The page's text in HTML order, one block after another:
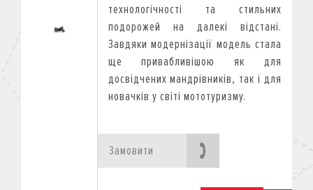
технологічності та стильних
подорожей на далекі відстані.
Завдяки модернізації модель стала
ще привабливішою як для
досвідчених мандрівників, так і для
новачків у світі мототуризму.
Замовити